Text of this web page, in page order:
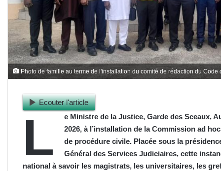
Photo de famille au terme de l'installation du comité de rédaction du
Ecouter l'article
L
e Ministre de la Justice, Garde des Sceaux,
2026, à l’installation de la Commission ad
de procédure civile. Placée sous la
Général des Services Judiciaires, cette
national à savoir les magistrats, les universitaires, les